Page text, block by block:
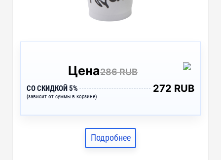
Цена286 RUB
СО СКИДКОЙ 5%
(зависит от суммы в корзине)
272 RUB
Подробнее